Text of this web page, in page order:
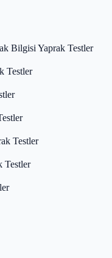
Bilgisi Yaprak Testler
Testler
Testler
Testler